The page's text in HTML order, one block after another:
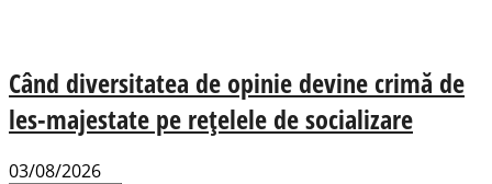
Când diversitatea de opinie devine crimă de
les-majestate pe rețelele de socializare
03/08/2026